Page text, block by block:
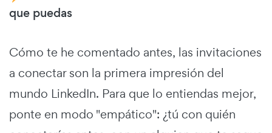
que puedas
Cómo te he comentado antes, las invitaciones
a conectar son la primera impresión del
mundo LinkedIn. Para que lo entiendas mejor,
ponte en modo "empático": ¿tú con quién